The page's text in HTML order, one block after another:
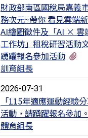
財政部南區國稅局嘉義
務次元~帶你 看見雲端
AI繪圖徵件及「AI × 雲
工作坊」租稅研習活動
踴躍報名參加活動
訓育組長
2026-07-31
「115年適應運動經驗
活動，請踴躍報名參加。
體育組長